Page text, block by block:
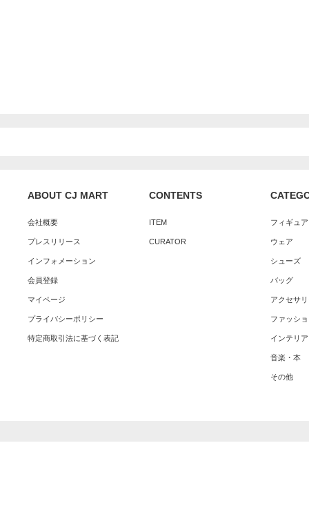
ABOUT CJ MART
会社概要
プレスリリース
インフォメーション
会員登録
マイページ
プライバシーポリシー
特定商取引法に基づく表記
CONTENTS
ITEM
CURATOR
フィギュ
ウェア
シューズ
バッグ
アクセサ
ファッシ
インテリア
音楽・本
その他